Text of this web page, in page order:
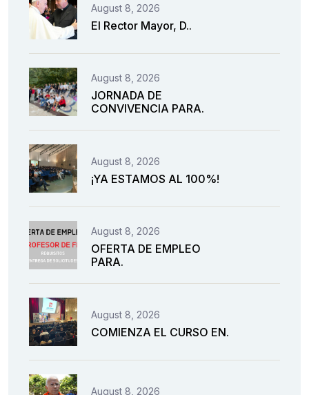
August 8, 2026
El Rector Mayor, D..
August 8, 2026
JORNADA DE
CONVIVENCIA PARA.
August 8, 2026
¡YA ESTAMOS AL 100%!
August 8, 2026
OFERTA DE EMPLEO
PARA.
August 8, 2026
COMIENZA EL CURSO EN.
August 8, 2026